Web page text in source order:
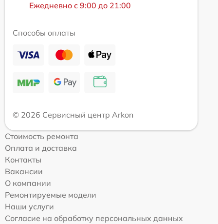
Ежедневно с 9:00 до 21:00
Способы оплаты
© 2026 Сервисный центр Arkon
Стоимость ремонта
Оплата и доставка
Контакты
Вакансии
О компании
Ремонтируемые модели
Наши услуги
Согласие на обработку персональных данных